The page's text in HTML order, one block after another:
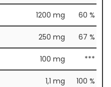
1200 mg 60 %
250 mg 67 %
100 mg ***
1,1 mg 100 %